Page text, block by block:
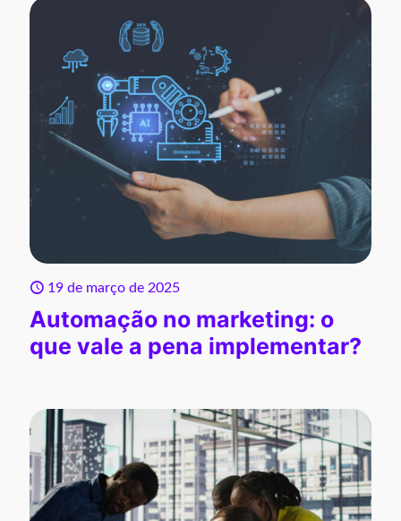
19 de março de 2025
Automação no marketing: o
que vale a pena implementar?